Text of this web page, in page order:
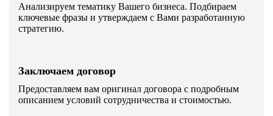
Анализируем тематику Вашего бизнеса. Подбираем
ключевые фразы и утверждаем с Вами разработанную
стратегию.
Заключаем договор
Предоставляем вам оригинал договора с подробным
описанием условий сотрудничества и стоимостью.